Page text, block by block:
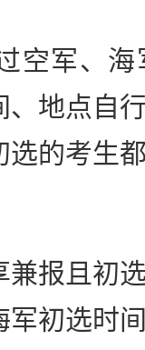
军、海
、地点自
选的考生
报且初选
军初选时